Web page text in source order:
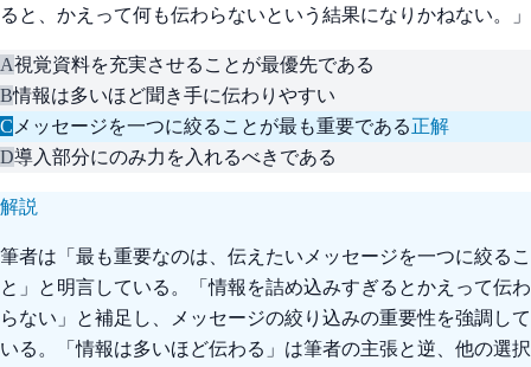
ると、かえって何も伝わらないという結果になりかねない。」
A視覚資料を充実させることが最優先である
B情報は多いほど聞き手に伝わりやすい
C メッセージを一つに絞ることが最も重要である正解
D導入部分にのみ力を入れるべきである
解説
筆者は「最も重要なのは、伝えたいメッセージを一つに絞るこ
と」と明言している。「情報を詰め込みすぎるとかえって伝わ
らない」と補足し、メッセージの絞り込みの重要性を強調して
いる。「情報は多いほど伝わる」は筆者の主張と逆、他の選択